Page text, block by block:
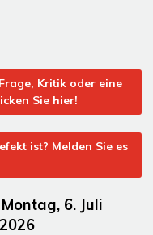
Kritik oder eine
Sie hier!
ist? Melden Sie es
6. Juli